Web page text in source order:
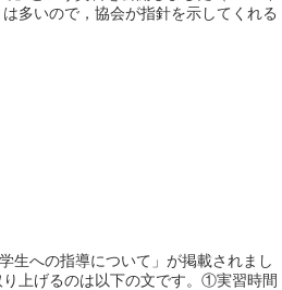
多いので，協会が指針を示してくれる
生への指導について」が掲載されまし
上げるのは以下の文です。①実習時間